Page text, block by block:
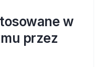
w
przez